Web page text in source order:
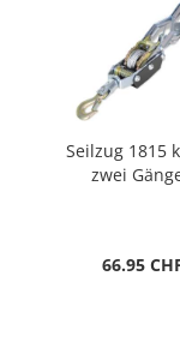
Seilzug 1815
zwei
66.95